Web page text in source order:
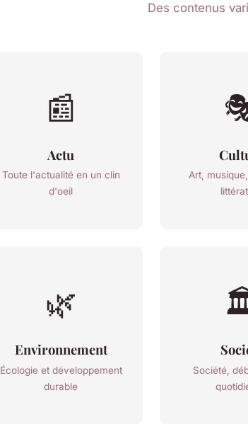
Des contenus
📰
Actu
Toute l'actualité en un clin
d'oeil
Art,
🌿
Environnement
Écologie et développement
durable
Société,